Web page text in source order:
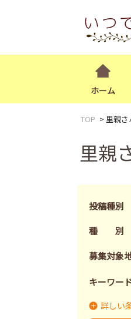
ホーム
TOP 里親さ
里親
投稿種別
種別
募集対象
キーワー
募集状況
詳しい